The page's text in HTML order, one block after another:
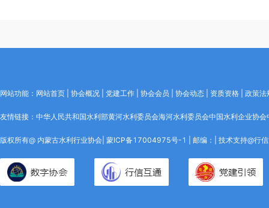
网站功能：网站首页 | 协会概况 | 党建工作 | 协会会员 | 协会动态 | 资质资格 | 政策
友情链接：中华人民共和国水利部黄河水利委员会海河水利委员会中国水利企业协会
版权所有@ 内蒙古水利行业协会| 蒙ICP备17004975号-1 | 邮编：| 技术支持@行